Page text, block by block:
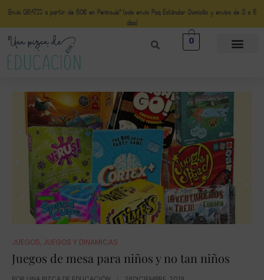
Envío GRATIS a partir de 50€ en Península* (solo envio Paq Estándar Domicilio y envíos de 3 a 5
días)
0
JUEGOS, JUEGOS Y DINAMICAS
Juegos de mesa para niños y no tan niños